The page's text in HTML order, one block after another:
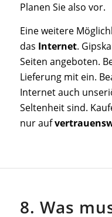
Planen Sie also vor.
Eine weitere
das Internet.
Seiten angeboten.
Lieferung mit ein.
Internet auch
Seltenheit sind.
nur auf
8. Was